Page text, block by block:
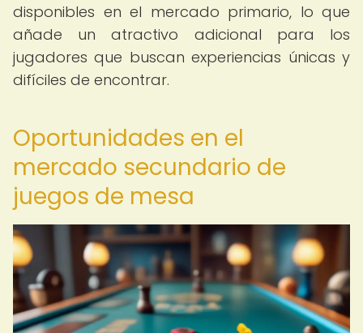
disponibles en el mercado primario, lo que
añade un atractivo adicional para los
jugadores que buscan experiencias únicas y
difíciles de encontrar.
Oportunidades en el
mercado secundario de
juegos de mesa